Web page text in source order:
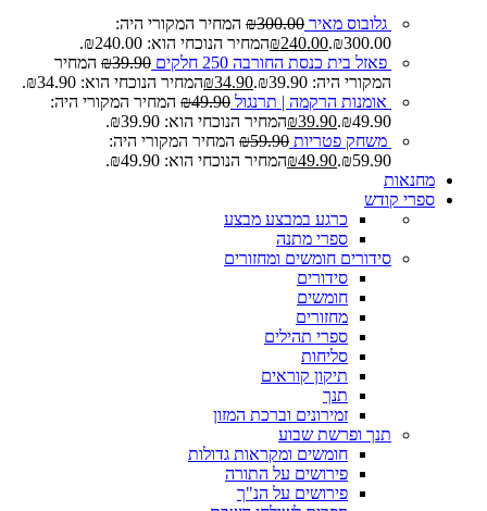
גלובוס מאיר ₪300.00
המחיר המקורי היה:
₪300.00.
₪240.00
המחיר הנוכחי הוא: ₪240.00.
פאזל בית כנסת החורבה 250 חלקים
₪39.90
המחיר
המקורי היה: ₪39.90.
₪34.90
המחיר הנוכחי הוא: ₪34.90.
אומנות הרקמה | תרנגול
₪49.90
המחיר המקורי היה:
₪49.90.
₪39.90
המחיר הנוכחי הוא: ₪39.90.
משחק פטריות
₪59.90
המחיר המקורי היה:
₪59.90.
₪49.90
המחיר הנוכחי הוא: ₪49.90.
מחנאות
ספרי קודש
כרגע במבצע מבצע
ספרי מתנה
סידורים חומשים ומחזורים
סידורים
חומשים
מחזורים
ספרי תהילים
סליחות
תיקון קוראים
תנך
זמירונים וברכת המזון
תנך ופרשת שבוע
חומשים ומקראות גדולות
פירושים על התורה
פירושים על הנ"ך